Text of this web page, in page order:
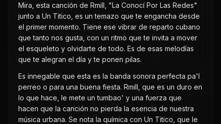
Mira, esta canción de Rmill, "La Conocí Por Las Redes"
junto a Un Titico, es un temazo que te engancha desde
el primer momento. Tiene ese vibrar de reparto cubano
que tanto nos gusta, con un ritmo que te invita a mover
el esqueleto y olvidarte de todo. Es de esas melodías
que te alegran el día y te ponen pilas.
Es innegable que esta es la banda sonora perfecta pa'l
perreo o para una buena fiesta. Rmill, que es un duro en
lo que hace, le mete un tumbao' y una fuerza que
hacen que la canción no pierda la esencia de nuestra
música urbana. Se nota la química con Un Titico, que le